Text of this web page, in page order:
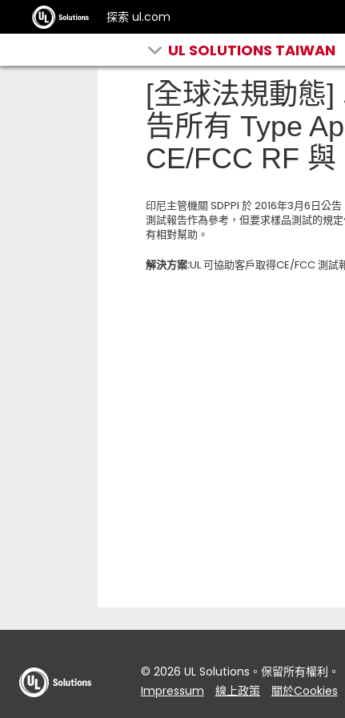
探索 ul.com
UL SOLUTIONS TAIWAN
[全球法規動態
告所有 Type
CE/FCC RF
印尼主管機關 SDPPI 於 2016年3月6日公
測試報告作為參考，但要求樣品測試的規
有相對幫助。
解決方案:UL 可協助客戶取得CE/FCC 測
© 2026 UL Solutions。保留所有權利。
Impressum
線上政策 關於Cookies